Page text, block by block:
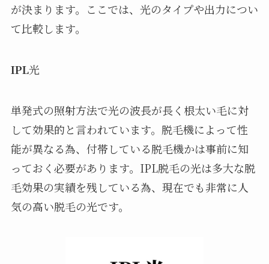
が決まります。ここでは、光のタイプや出力につい
て比較します。
IPL光
単発式の照射方法で光の波長が長く根太い毛に対
して効果的と言われています。脱毛機によって性
能が異なる為、付帯している脱毛機かは事前に知
っておく必要があります。IPL脱毛の光は多大な脱
毛効果の実績を残している為、現在でも非常に人
気の高い脱毛の光です。